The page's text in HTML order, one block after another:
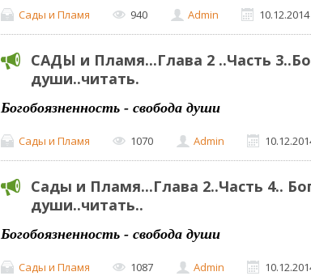
Сады и Пламя 940 Admin 10.12.2014
САДЫ и Пламя...Глава 2 ..Часть
души..читать.
Богобоязненность - свобода души
Сады и Пламя 1070 Admin
Сады и Пламя...Глава 2..Часть 4..
души..читать..
Богобоязненность - свобода души
Сады и Пламя 1087 Admin